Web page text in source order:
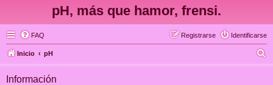
pH, más que hamor, frensi.
FAQ Identificarse
Registrarse
Inicio pH
Información